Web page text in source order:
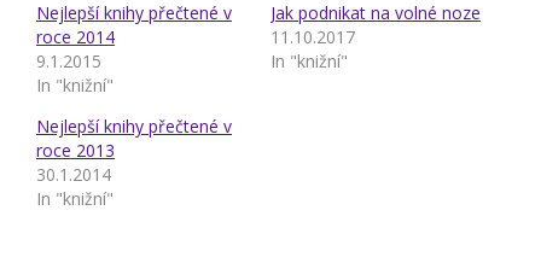
Nejlepší knihy přečtené v
roce 2014
9.1.2015
In "knižní"
Jak podnikat na volné noze
11.10.2017
In "knižní"
Nejlepší knihy přečtené v
roce 2013
30.1.2014
In "knižní"